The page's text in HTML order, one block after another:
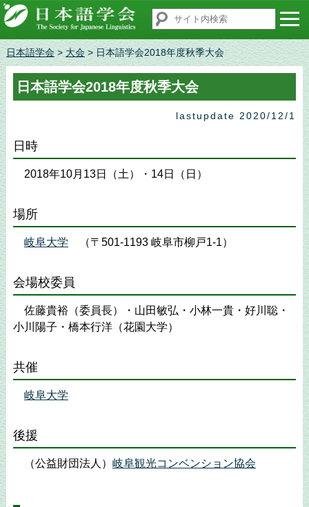
日本語学会> 大会> 日本語学会2018年度秋季大会
日本語学会2018年度秋季大会
lastupdate 2020/12/1
日時
2018年10月13日（土）・14日（日）
場所
岐阜大学 （〒501-1193 岐阜市柳戸1-1）
会場校委員
佐藤貴裕（委員長）・山田敏弘・小林一貴・好川聡・
小川陽子・橋本行洋（花園大学）
共催
岐阜大学
後援
（公益財団法人） 岐阜観光コンベンション協会